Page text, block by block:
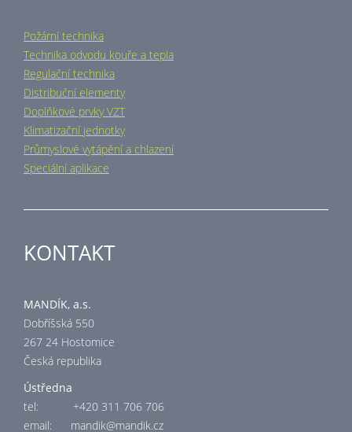
Požární technika
Technika odvodu kouře a tepla
Regulační technika
Distribuční elementy
Doplňkové prvky VZT
Klimatizační jednotky
Průmyslové vytápění a chlazení
Speciální aplikace
KONTAKT
MANDÍK, a.s.
Dobříšská 550
267 24 Hostomice
Česká republika
Ústředna
tel: +420 311 706 706
email: mandik@mandik.cz